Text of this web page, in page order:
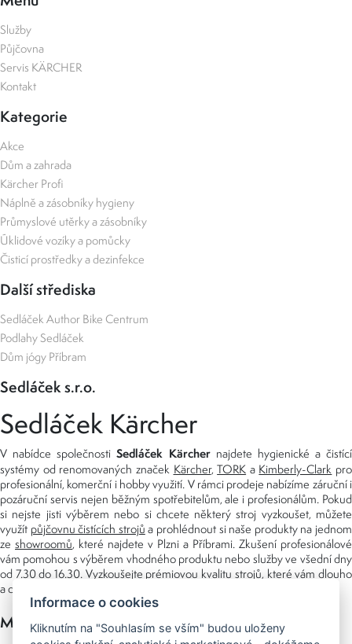
Služby
Půjčovna
Servis KÄRCHER
Kontakt
Kategorie
Akce
Dům a zahrada
Kärcher Profi
Náplně a zásobníky hygieny
Průmyslové utěrky a zásobníky
Úklidové vozíky a pomůcky
Čisticí prostředky a dezinfekce
Další střediska
Sedláček Author Bike Centrum
Podlahy Sedláček
Dům jógy Příbram
Sedláček s.r.o.
Sedláček Kärcher
V nabídce společnostiSedláček Kärchernajdete hygienické a čistící
systémy od renomovaných značek Kärcher,TORK a Kimberly-Clark pro
profesionální, komerční i hobby využití. V rámci prodeje nabízíme záruční i
pozáruční servis nejen běžným spotřebitelům, ale i profesionálům. Pokud
si nejste jisti výběrem nebo si chcete některý stroj vyzkoušet, můžete
využít půjčovnu čistících strojů a prohlédnout si naše produkty na jednom
ze showroomů, které najdete v Plzni a Příbrami. Zkušení profesionálové
vám pomohou s výběrem vhodného produktu nebo služby ve všední dny
od 7.30 do 16.30. Vyzkoušejte prémiovou kvalitu strojů, které vám dlouho
a dobře poslouží nejen doma, ale i v zaměstnání.
Možnosti platby
Informace o cookies
Kliknutím na "Souhlasím se vším" budou uloženy